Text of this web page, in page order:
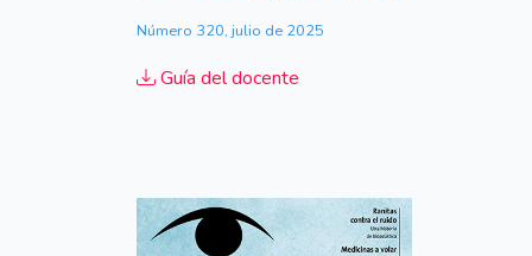
Número 320, julio de 2025
Guía del docente